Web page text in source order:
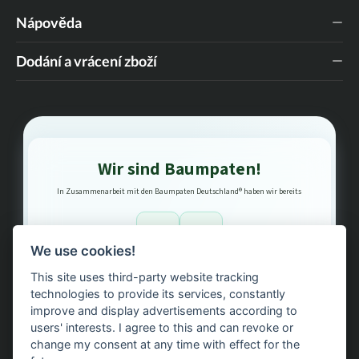
Nápověda
Dodání a vrácení zboží
Wir sind Baumpaten!
In Zusammenarbeit mit den Baumpaten Deutschland® haben wir bereits
Bäume gepflanzt – regional, nachhaltig, transparent.
We use cookies!
This site uses third-party website tracking
technologies to provide its services, constantly
improve and display advertisements according to
users' interests. I agree to this and can revoke or
change my consent at any time with effect for the